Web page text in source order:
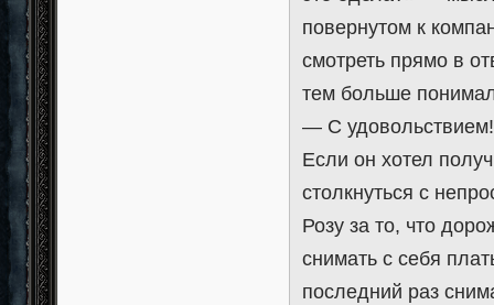
повернутом к
смотреть прямо в
тем больше
— С
Если он хотел
столкнуться с
Розу за то, что
снимать с себя
последний раз